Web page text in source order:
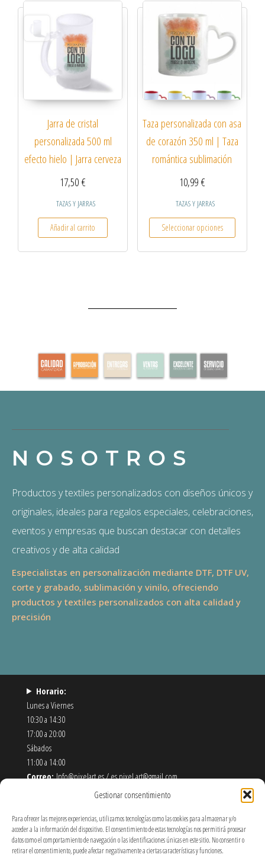
Gestionar consentimiento
Para ofrecer las mejores experiencias, utilizamos tecnologías como las cookies para almacenar y/o
acceder a la información del dispositivo. El consentimiento de estas tecnologías nos permitirá procesar
datos como el comportamiento de navegación o las identificaciones únicas en este sitio. No consentir o
retirar el consentimiento, puede afectar negativamente a ciertas características y funciones.
Jarra de cristal
personalizada 500 ml
efecto hielo | Jarra cerveza
17,50€
TAZAS Y JARRAS
Añadir al carrito
Taza personalizada con asa
de corazón 350 ml | Taza
romántica sublimación
10,99€
TAZAS Y JARRAS
Seleccionar opciones
NOSOTROS
Productos y textiles personalizados con diseños únicos y
originales, ideales para regalos especiales, celebraciones,
eventos y empresas que buscan destacar con detalles
creativos y de alta calidad
Especialistas en personalización mediante DTF, DTF UV,
corte y grabado, sublimación y vinilo, ofreciendo
productos y textiles personalizados con alta calidad y
precisión
Horario:
Lunes a Viernes
10:30 a 14:30
17:00 a 20:00
Sábados
11:00 a 14:00
Correo:Info@pixelart.es / es.pixel.art@gmail.com
910 56 55 72
Móstoles-Madrid
Política de Envíos y Devoluciones